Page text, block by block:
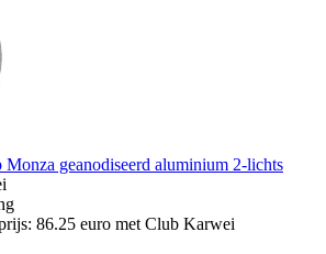
geanodiseerd aluminium 2-lichts
86.25 euro met Club Karwei